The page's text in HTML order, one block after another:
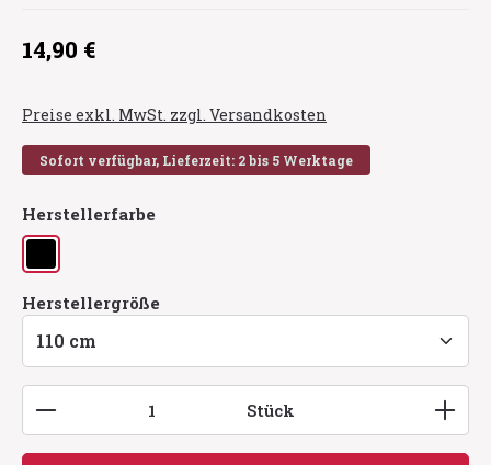
Regulärer Preis:
14,90 €
Preise exkl. MwSt. zzgl. Versandkosten
Sofort verfügbar, Lieferzeit: 2 bis 5 Werktage
Herstellerfarbe
schwarz
Herstellergröße
Produkt Anzahl: Gib den gewünschten Wert
Stück